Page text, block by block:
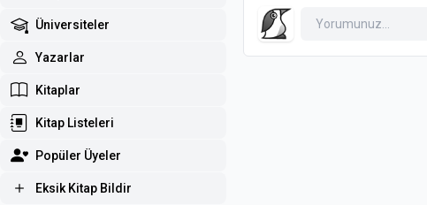
Üniversiteler
Yazarlar
Kitaplar
Kitap Listeleri
Popüler Üyeler
Eksik Kitap Bildir